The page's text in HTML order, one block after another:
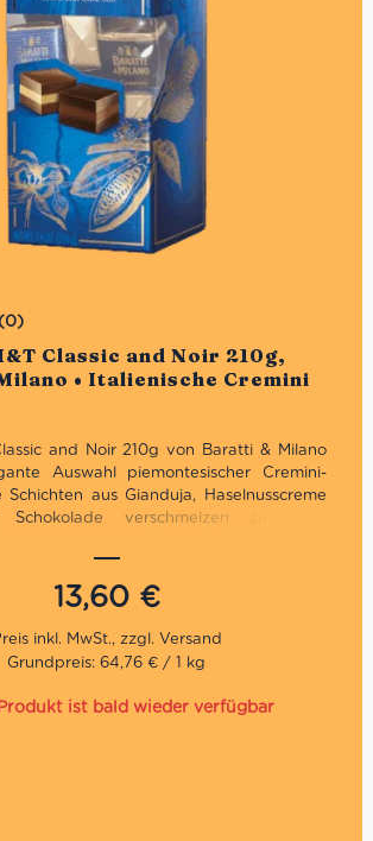
Classic and Noir 210g,
• Italienische Cremini
(0)
and Noir 210g von Baratti & Milano
Auswahl piemontesischer Cremini-
Schichten aus Gianduja, Haselnusscreme
verschmelzen zu einer
13,60 €
Grundpreis: 64,76 € / 1 kg
ist bald wieder verfügbar